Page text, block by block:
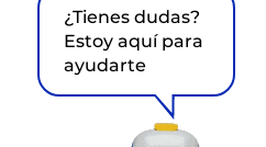
¿Tienes dudas?
Estoy aquí para
ayudarte